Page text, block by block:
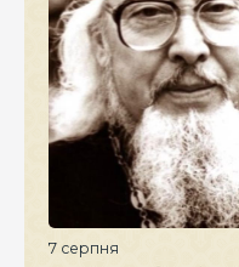
7 серпня